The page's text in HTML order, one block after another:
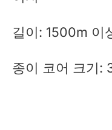
길이: 1500m 이
종이 코어 크기: